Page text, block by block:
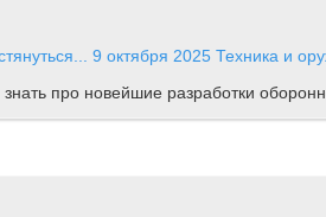
9 октября 2025 Техника и
про новейшие разработки